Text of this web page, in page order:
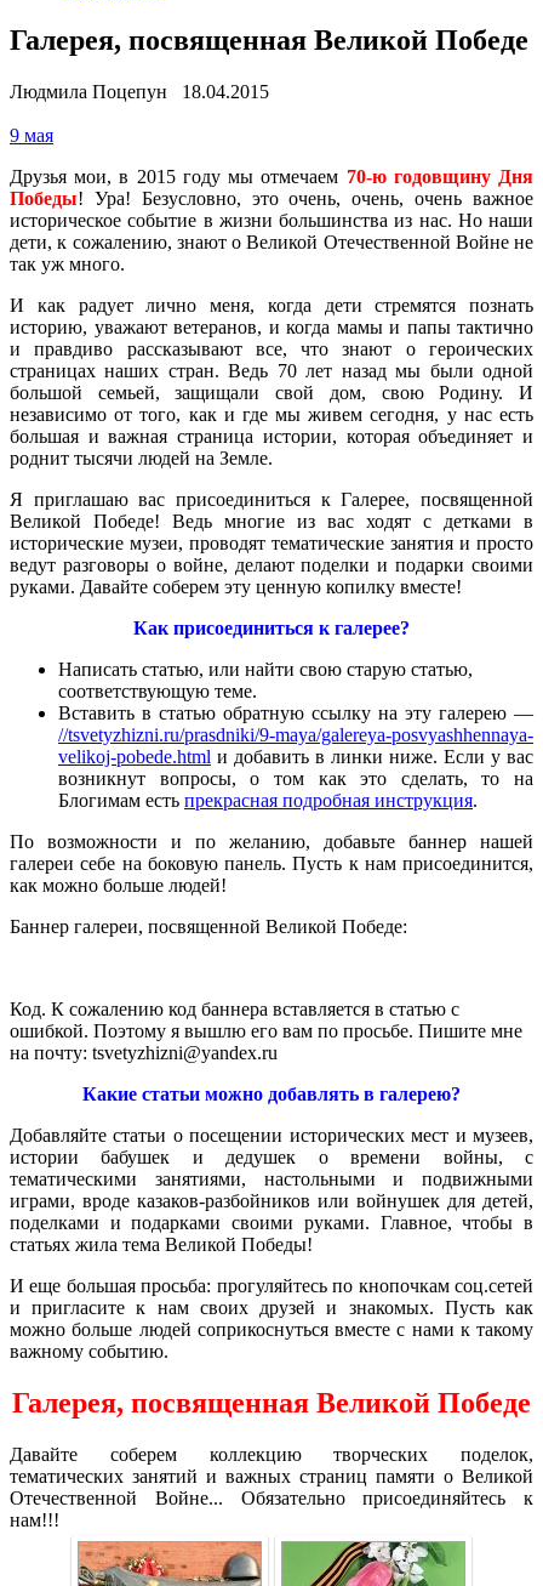
Галерея, посвященная Великой Победе
Людмила Поцепун 18.04.2015
9 мая
Друзья мои, в 2015 году мы отмечаем 70-ю годовщину Дня
Победы! Ура! Безусловно, это очень, очень, очень важное
историческое событие в жизни большинства из нас. Но наши
дети, к сожалению, знают о Великой Отечественной Войне не
так уж много.
И как радует лично меня, когда дети стремятся познать
историю, уважают ветеранов, и когда мамы и папы тактично
и правдиво рассказывают все, что знают о героических
страницах наших стран. Ведь 70 лет назад мы были одной
большой семьей, защищали свой дом, свою Родину. И
независимо от того, как и где мы живем сегодня, у нас есть
большая и важная страница истории, которая объединяет и
роднит тысячи людей на Земле.
Я приглашаю вас присоединиться к Галерее, посвященной
Великой Победе! Ведь многие из вас ходят с детками в
исторические музеи, проводят тематические занятия и просто
ведут разговоры о войне, делают поделки и подарки своими
руками. Давайте соберем эту ценную копилку вместе!
Как присоединиться к галерее?
Написать статью, или найти свою старую статью,
соответствующую теме.
Вставить в статью обратную ссылку на эту галерею —
//tsvetyzhizni.ru/prasdniki/9-maya/galereya-posvyashhennaya-
velikoj-pobede.html и добавить в линки ниже. Если у вас
возникнут вопросы, о том как это сделать, то на
Блогимам есть прекрасная подробная инструкция.
По возможности и по желанию, добавьте баннер нашей
галереи себе на боковую панель. Пусть к нам присоединится,
как можно больше людей!
Баннер галереи, посвященной Великой Победе:
Код. К сожалению код баннера вставляется в статью с
ошибкой. Поэтому я вышлю его вам по просьбе. Пишите мне
на почту: tsvetyzhizni@yandex.ru
Какие статьи можно добавлять в галерею?
Добавляйте статьи о посещении исторических мест и музеев,
истории бабушек и дедушек о времени войны, с
тематическими занятиями, настольными и подвижными
играми, вроде казаков-разбойников или войнушек для детей,
поделками и подарками своими руками. Главное, чтобы в
статьях жила тема Великой Победы!
И еще большая просьба: прогуляйтесь по кнопочкам соц.сетей
и пригласите к нам своих друзей и знакомых. Пусть как
можно больше людей соприкоснуться вместе с нами к такому
важному событию.
Галерея, посвященная Великой Победе
Давайте соберем коллекцию творческих поделок,
тематических занятий и важных страниц памяти о Великой
Отечественной Войне... Обязательно присоединяйтесь к
нам!!!